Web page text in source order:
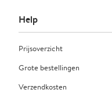
Help
Prijsoverzicht
Grote bestellingen
Verzendkosten